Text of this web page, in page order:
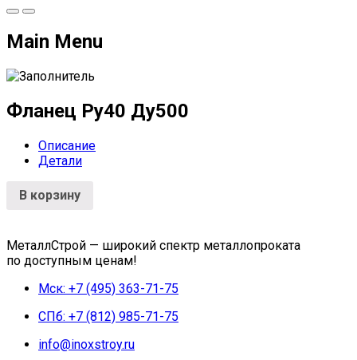
Main Menu
Фланец Ру40 Ду500
Описание
Детали
В корзину
МеталлСтрой — широкий спектр металлопроката
по доступным ценам!
Мск: +7 (495) 363-71-75
СПб: +7 (812) 985-71-75
info@inoxstroy.ru